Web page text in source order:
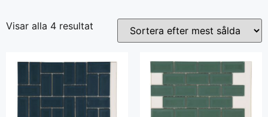
Visar alla 4 resultat